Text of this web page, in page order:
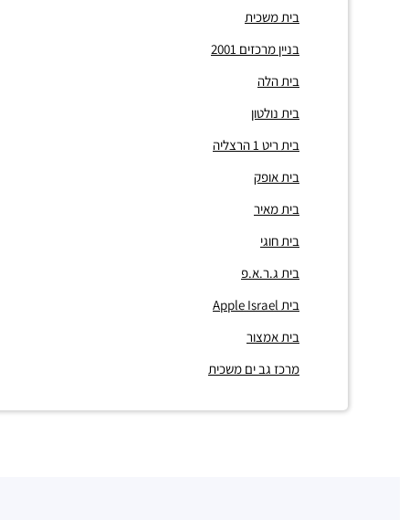
בית משכית
בניין מרכזים 2001
בית הלה
בית נולטון
בית ריט 1 הרצליה
בית אופק
בית מאיר
בית חוגי
בית ג.ר.א.פ
בית Apple Israel
בית אמצור
מרכז גב ים משכית